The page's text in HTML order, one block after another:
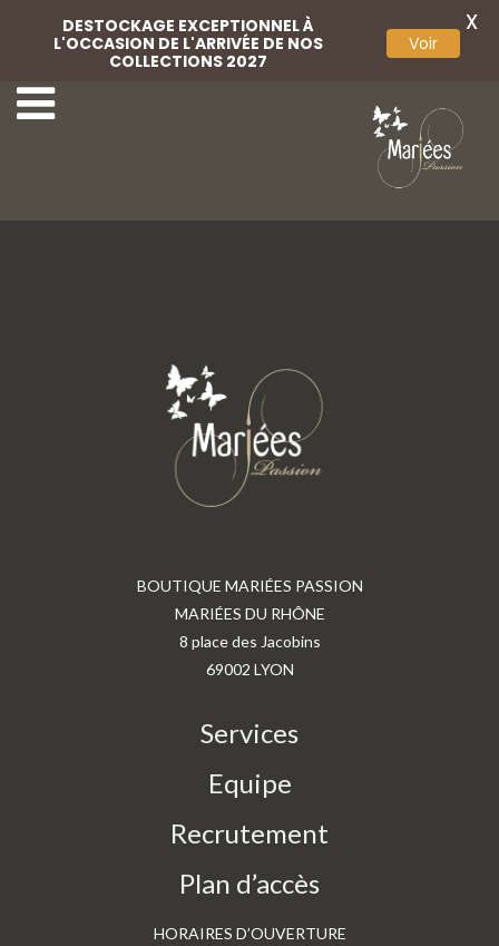
Jarretière Jarretière
BOUTIQUE MARIÉES PASSION
MARIÉES DU RHÔNE
8 place des Jacobins
69002 LYON
Services
Equipe
Recrutement
Plan d’accès
HORAIRES D’OUVERTURE
DESTOCKAGE EXCEPTIONNEL À
L'OCCASION DE L'ARRIVÉE DE NOS
COLLECTIONS 2027
Voir
X